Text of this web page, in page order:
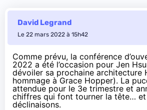
David Legrand
Le 22 mars 2022 à 15h42
Comme prévu, la conférence
2022 a été l’occasion pour Jen
dévoiler sa prochaine architecture
hommage à Grace Hopper). La
attendue pour le 3e trimestre et
chiffres qui font tourner la tête… et
déclinaisons.